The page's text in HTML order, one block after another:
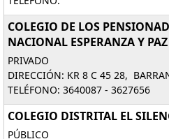
COLEGIO DE LOS
NACIONAL ESPERANZA Y
PRIVADO
DIRECCIÓN: KR 8 C 45 28,
TELÉFONO: 3640087 - 3627656
COLEGIO DISTRITAL EL
PÚBLICO